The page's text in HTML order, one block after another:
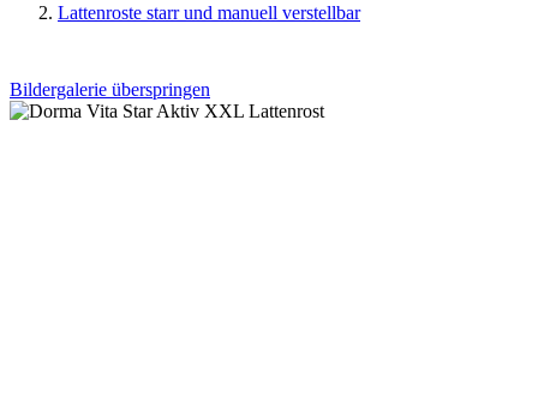
Lattenroste starr und manuell verstellbar
Bildergalerie überspringen